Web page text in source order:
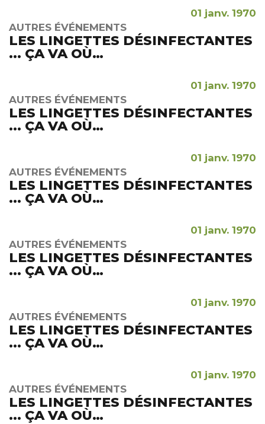
01 janv. 1970
AUTRES ÉVÉNEMENTS
LES LINGETTES DÉSINFECTANTES
... ÇA VA OÙ…
01 janv. 1970
AUTRES ÉVÉNEMENTS
LES LINGETTES DÉSINFECTANTES
... ÇA VA OÙ…
01 janv. 1970
AUTRES ÉVÉNEMENTS
LES LINGETTES DÉSINFECTANTES
... ÇA VA OÙ…
01 janv. 1970
AUTRES ÉVÉNEMENTS
LES LINGETTES DÉSINFECTANTES
... ÇA VA OÙ…
01 janv. 1970
AUTRES ÉVÉNEMENTS
LES LINGETTES DÉSINFECTANTES
... ÇA VA OÙ…
01 janv. 1970
AUTRES ÉVÉNEMENTS
LES LINGETTES DÉSINFECTANTES
... ÇA VA OÙ…